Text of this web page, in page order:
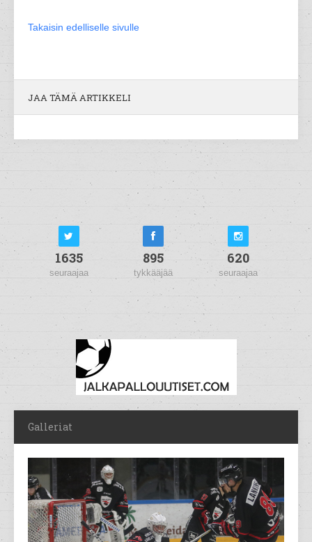
Takaisin edelliselle sivulle
JAA TÄMÄ ARTIKKELI
1635
seuraajaa
895
tykkääjää
620
seuraajaa
Galleriat